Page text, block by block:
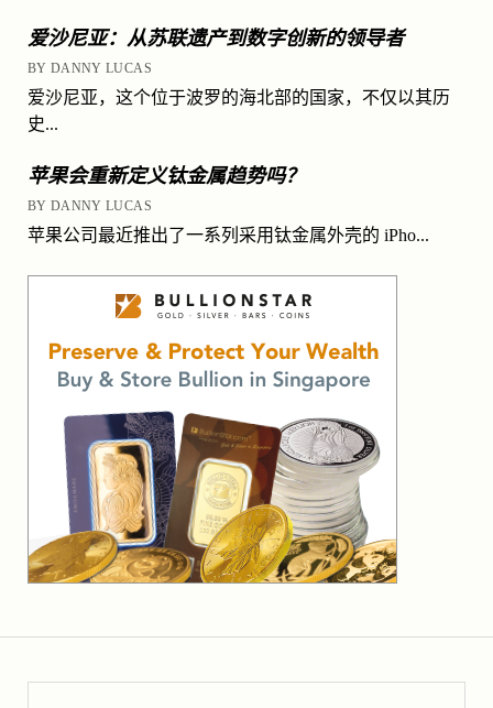
爱沙尼亚：从苏联遗产到数字创新的领导者
BY DANNY LUCAS
爱沙尼亚，这个位于波罗的海北部的国家，不仅以其历
史...
苹果会重新定义钛金属趋势吗？
BY DANNY LUCAS
苹果公司最近推出了一系列采用钛金属外壳的 iPho...